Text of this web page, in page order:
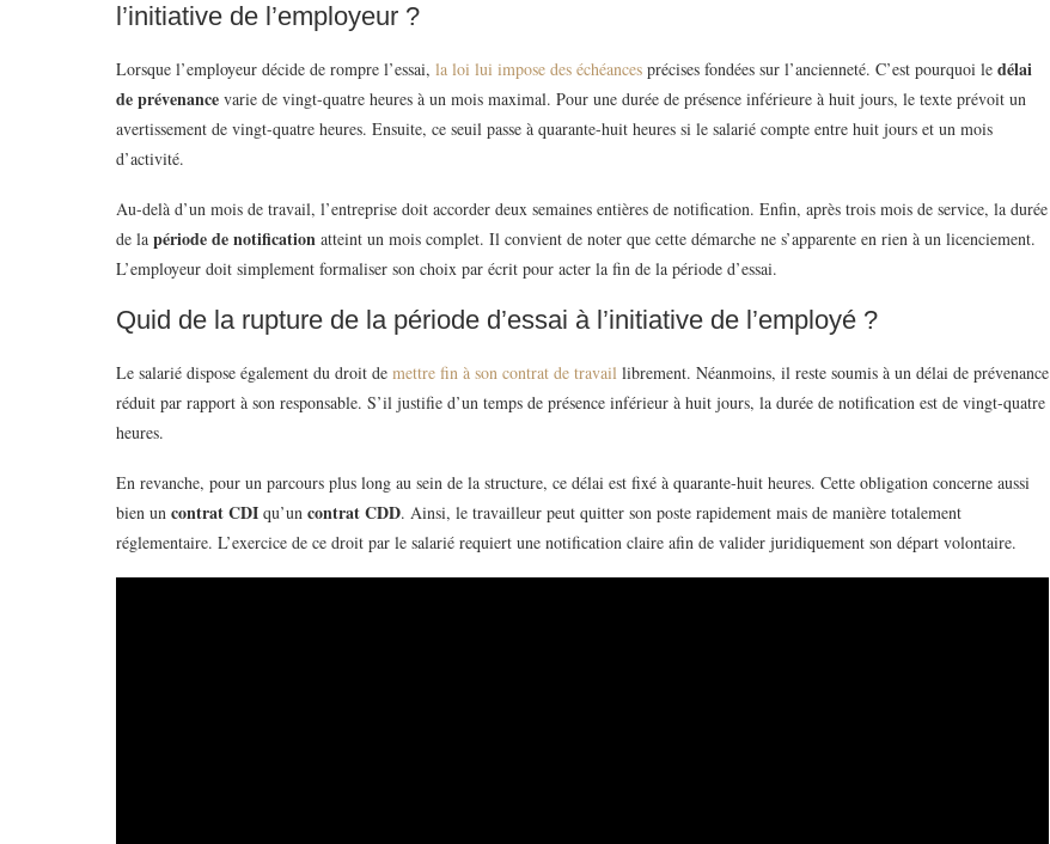
l’initiative de l’employeur ?
Lorsque l’employeur décide de rompre l’essai, la loi lui impose des échéances précises fondées sur l’ancienneté. C’est pourquoi le délai
de prévenance varie de vingt-quatre heures à un mois maximal. Pour une durée de présence inférieure à huit jours, le texte prévoit un
avertissement de vingt-quatre heures. Ensuite, ce seuil passe à quarante-huit heures si le salarié compte entre huit jours et un mois
d’activité.
Au-delà d’un mois de travail, l’entreprise doit accorder deux semaines entières de notification. Enfin, après trois mois de service, la durée
de la période de notification atteint un mois complet. Il convient de noter que cette démarche ne s’apparente en rien à un licenciement.
L’employeur doit simplement formaliser son choix par écrit pour acter la fin de la période d’essai.
Quid de la rupture de la période d’essai à l’initiative de l’employé ?
Le salarié dispose également du droit de mettre fin à son contrat de travail librement. Néanmoins, il reste soumis à un délai de prévenance
réduit par rapport à son responsable. S’il justifie d’un temps de présence inférieur à huit jours, la durée de notification est de vingt-quatre
heures.
En revanche, pour un parcours plus long au sein de la structure, ce délai est fixé à quarante-huit heures. Cette obligation concerne aussi
bien un contratCDI qu’un contrat CDD. Ainsi, le travailleur peut quitter son poste rapidement mais de manière totalement
réglementaire. L’exercice de ce droit par le salarié requiert une notification claire afin de valider juridiquement son départ volontaire.